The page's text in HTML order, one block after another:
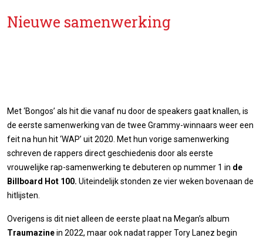
Nieuwe samenwerking
Met ‘Bongos’ als hit die vanaf nu door de speakers gaat knallen, is
de eerste samenwerking van de twee Grammy-winnaars weer een
feit na hun hit ‘WAP’ uit 2020. Met hun vorige samenwerking
schreven de rappers direct geschiedenis door als eerste
vrouwelijke rap-samenwerking te debuteren op nummer 1 in de
Billboard Hot 100. Uiteindelijk stonden ze vier weken bovenaan de
hitlijsten.
Overigens is dit niet alleen de eerste plaat na Megan’s album
Traumazinein 2022, maar ook nadat rapper Tory Lanez begin